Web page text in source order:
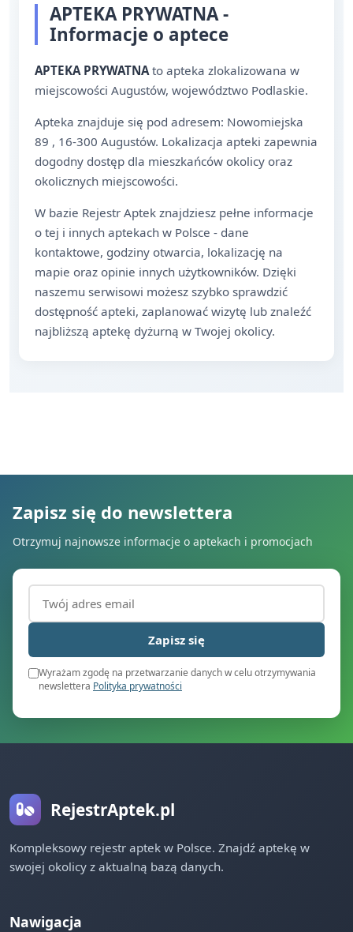
APTEKA PRYWATNA -
Informacje o aptece
APTEKA PRYWATNAto apteka zlokalizowana w
miejscowości Augustów, województwo Podlaskie.
Apteka znajduje się pod adresem: Nowomiejska
89 , 16-300 Augustów. Lokalizacja apteki zapewnia
dogodny dostęp dla mieszkańców okolicy oraz
okolicznych miejscowości.
W bazie Rejestr Aptek znajdziesz pełne informacje
o tej i innych aptekach w Polsce - dane
kontaktowe, godziny otwarcia, lokalizację na
mapie oraz opinie innych użytkowników. Dzięki
naszemu serwisowi możesz szybko sprawdzić
dostępność apteki, zaplanować wizytę lub znaleźć
najbliższą aptekę dyżurną w Twojej okolicy.
Zapisz się do newslettera
Otrzymuj najnowsze informacje o aptekach i promocjach
Adres email (wymagany)
Zapisz się
Wyrażam zgodę na przetwarzanie danych w celu otrzymywania
newslettera Polityka prywatności
RejestrAptek.pl
Kompleksowy rejestr aptek w Polsce. Znajdź aptekę w
swojej okolicy z aktualną bazą danych.
Nawigacja